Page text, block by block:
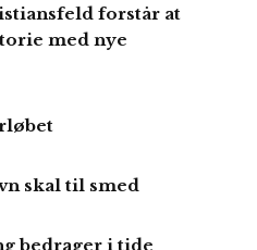
forstår at
med nye
skal til smed
bedrager i tide